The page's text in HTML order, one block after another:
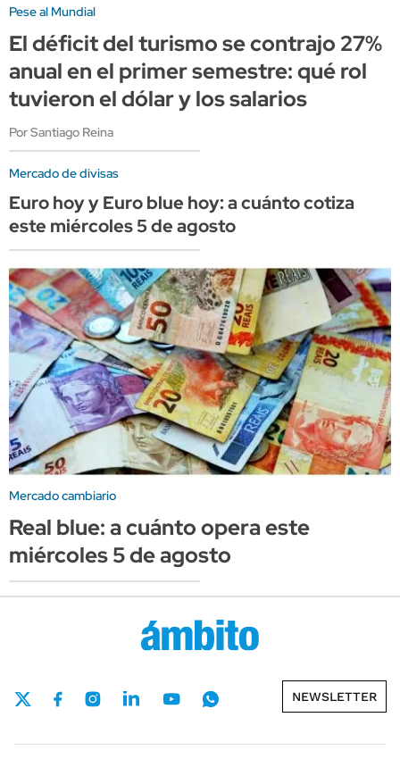
Pese al Mundial
El déficit del turismo se contrajo 27%
anual en el primer semestre: qué rol
tuvieron el dólar y los salarios
Por Santiago Reina
Mercado de divisas
Euro hoy y Euro blue hoy: a cuánto cotiza
este miércoles 5 de agosto
Mercado cambiario
Real blue: a cuánto opera este
miércoles 5 de agosto
NEWSLETTER